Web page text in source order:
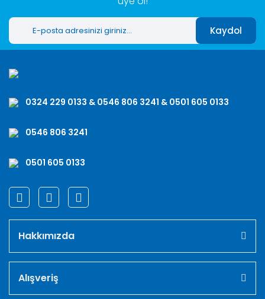
Kaydol
0324 229 0133 & 0546 806 3241 & 0501 605 0133
0546 806 3241
0501 605 0133
Hakkımızda
Alışveriş